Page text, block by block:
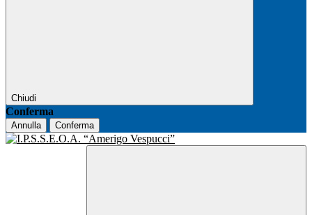
Chiudi
Conferma
Annulla Conferma